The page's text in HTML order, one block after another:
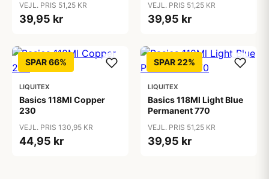
VEJL. PRIS 51,25 KR
39,95 kr
VEJL. PRIS 51,25 KR
39,95 kr
SPAR 66%
LIQUITEX
Basics 118Ml Copper
230
VEJL. PRIS 130,95 KR
44,95 kr
SPAR 22%
LIQUITEX
Basics 118Ml Light Blue
Permanent 770
VEJL. PRIS 51,25 KR
39,95 kr